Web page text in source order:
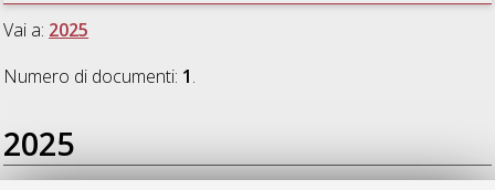
Vai a: 2025
Numero di documenti: 1.
2025